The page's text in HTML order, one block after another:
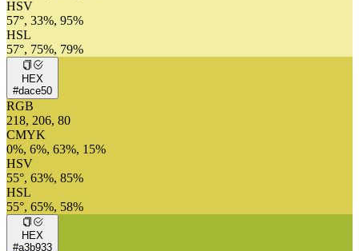
HSV
57°, 33%, 95%
HSL
57°, 75%, 79%
HEX
#dace50
RGB
218, 206, 80
CMYK
0%, 6%, 63%, 15%
HSV
55°, 63%, 85%
HSL
55°, 65%, 58%
HEX
#a3b933